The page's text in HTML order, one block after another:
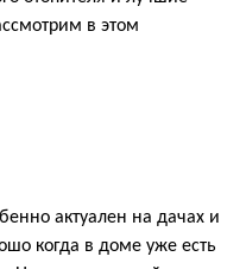
в этом
актуален на дачах и
когда в доме уже есть